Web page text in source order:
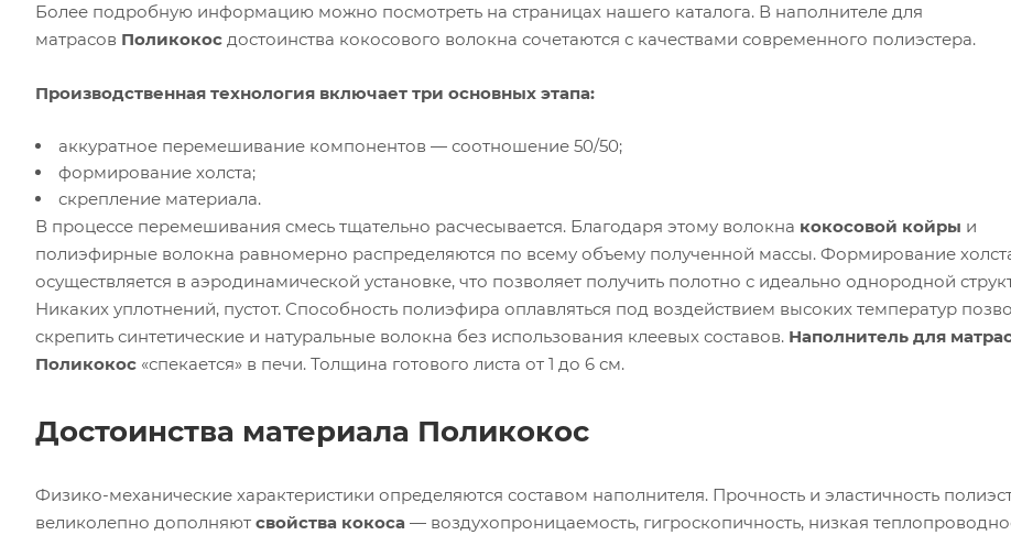
Более подробную информацию можно посмотреть на страницах нашего каталога. В наполнителе для
матрасов Поликокос достоинства кокосового волокна сочетаются с качествами современного полиэстера.
Производственная технология включает три основных этапа:
аккуратное перемешивание компонентов — соотношение 50/50;
формирование холста;
скрепление материала.
В процессе перемешивания смесь тщательно расчесывается. Благодаря этому волокна кокосовой койры и
полиэфирные волокна равномерно распределяются по всему объему полученной массы. Формирование
осуществляется в аэродинамической установке, что позволяет получить полотно с идеально однородной
Никаких уплотнений, пустот. Способность полиэфира оплавляться под воздействием высоких температур
скрепить синтетические и натуральные волокна без использования клеевых составов. Наполнитель для
Поликокос «спекается» в печи. Толщина готового листа от 1 до 6 см.
Достоинства материала Поликокос
Физико-механические характеристики определяются составом наполнителя. Прочность и эластичность
великолепно дополняют свойства кокоса — воздухопроницаемость, гигроскопичность, низкая